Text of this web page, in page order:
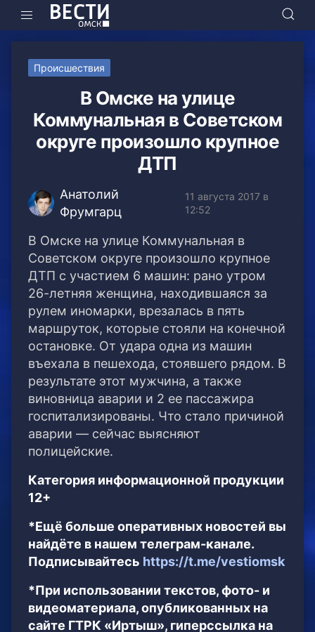
Происшествия
В Омске на улице
Коммунальная в Советском
округе произошло крупное
ДТП
Анатолий
Фрумгарц
11 августа 2017 в
12:52
В Омске на улице Коммунальная в
Советском округе произошло крупное
ДТП с участием 6 машин: рано утром
26-летняя женщина, находившаяся за
рулем иномарки, врезалась в пять
маршруток, которые стояли на конечной
остановке. От удара одна из машин
въехала в пешехода, стоявшего рядом. В
результате этот мужчина, а также
виновница аварии и 2 ее пассажира
госпитализированы. Что стало причиной
аварии — сейчас выясняют
полицейские.
Категория информационной продукции
12+
*Ещё больше оперативных новостей вы
найдёте в нашем телеграм-канале.
Подписывайтесь https://t.me/vestiomsk
*При использовании текстов, фото- и
видеоматериала, опубликованных на
сайте ГТРК «Иртыш», гиперссылка на